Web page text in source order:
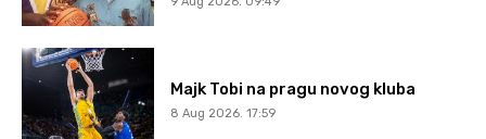
Majk Tobi na pragu novog kluba
8 Aug 2026. 17:59